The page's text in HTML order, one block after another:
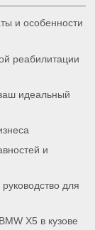
и особенности
реабилитации
идеальный
и
для
X5 в кузове